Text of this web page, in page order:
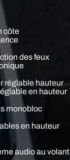
côte
des feux
réglable hauteur
en hauteur
monobloc
en hauteur
audio au volant